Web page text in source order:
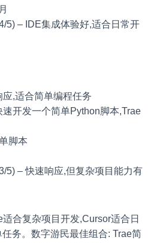
– IDE集成体验好,适合日常开
,适合简单编程任务
速开发一个简单Python脚本,Trae
脚本
– 快速响应,但复杂项目能力有
合复杂项目开发,Cursor适合日
务。数字游民最佳组合: Trae简